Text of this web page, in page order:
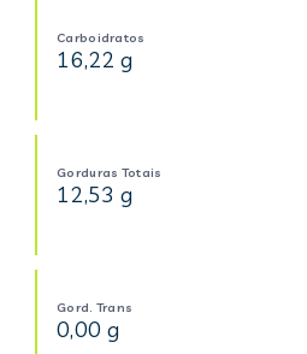
Carboidratos
16,22 g
Gorduras Totais
12,53 g
Gord. Trans
0,00 g